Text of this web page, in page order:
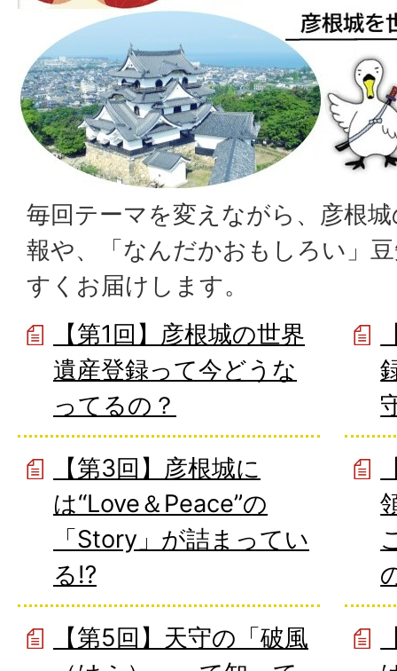
毎回テーマを変えながら、彦根
報や、「なんだかおもしろい」
すくお届けします。
【第1回】彦根城の世界
遺産登録って今どうな
ってるの？
【第3回】彦根城に
は“Love＆Peace”の
「Story」が詰まってい
る⁉
【第5回】天守の「破風